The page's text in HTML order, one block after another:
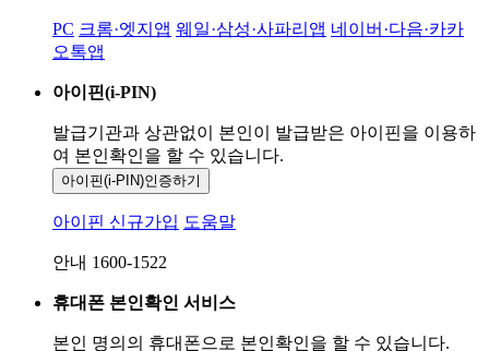
PC 크롬·엣지앱 웨일·삼성·사파리앱 네이버·다음·카카
오톡앱
아이핀(i-PIN)
발급기관과 상관없이 본인이 발급받은 아이핀을 이용하
여 본인확인을 할 수 있습니다.
아이핀(i-PIN)인증하기
아이핀 신규가입 도움말
안내 1600-1522
휴대폰 본인확인 서비스
본인 명의의 휴대폰으로 본인확인을 할 수 있습니다.